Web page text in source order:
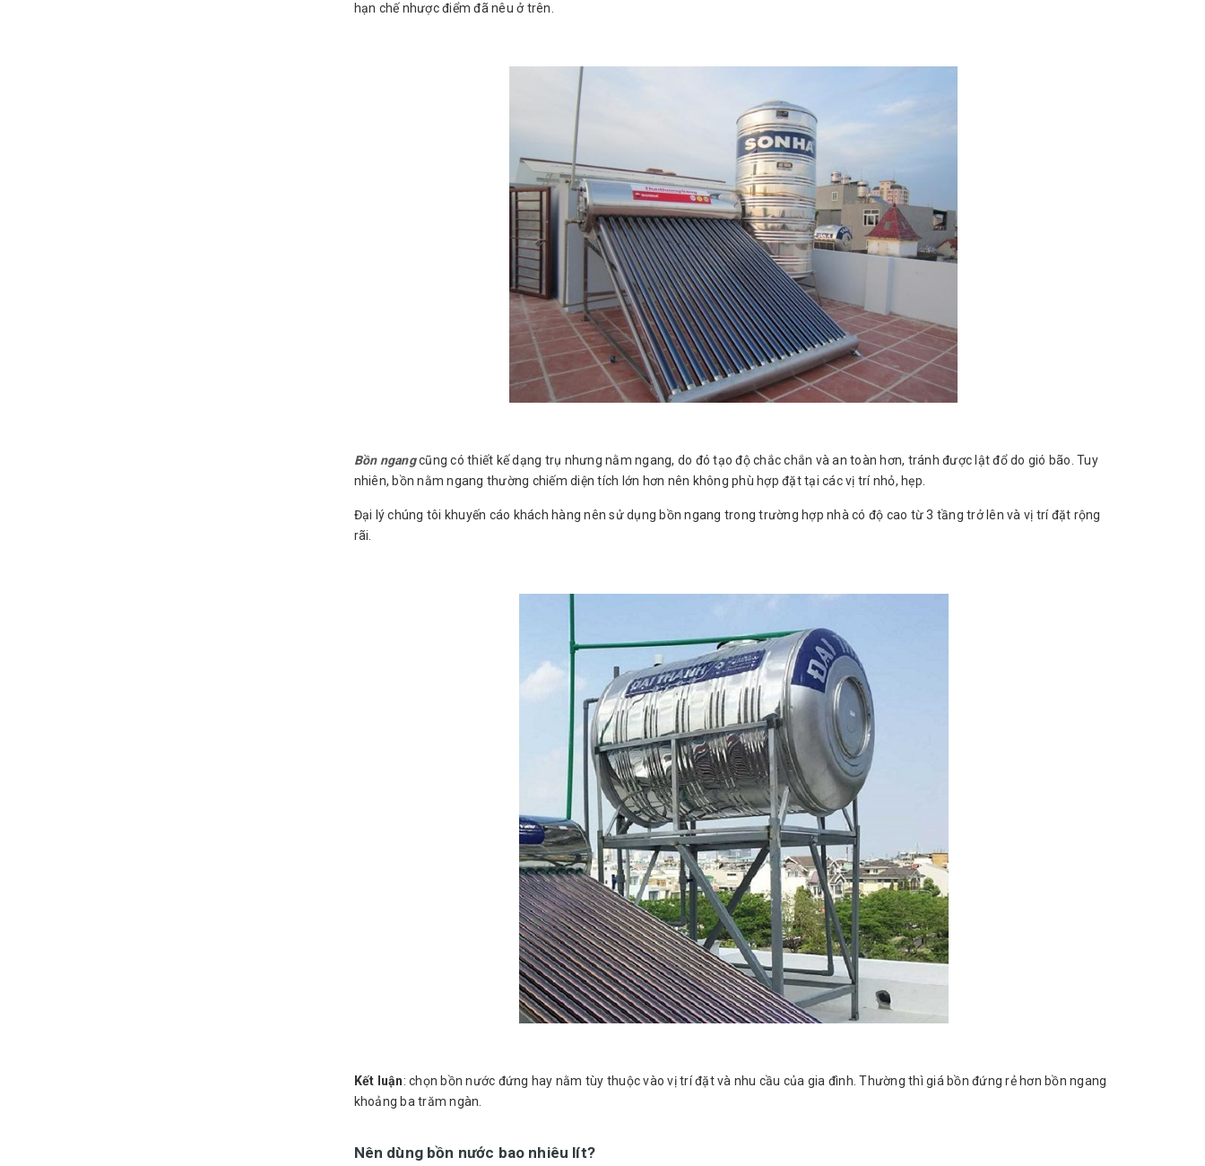
hạn chế nhược điểm đã nêu ở trên.
Bồn ngangcũng có thiết kế dạng trụ nhưng nằm ngang, do đó tạo độ chắc chắn và an toàn hơn, tránh được lật đổ do gió bão. Tuy
nhiên, bồn nằm ngang thường chiếm diện tích lớn hơn nên không phù hợp đặt tại các vị trí nhỏ, hẹp.
Đại lý chúng tôi khuyến cáo khách hàng nên sử dụng bồn ngang trong trường hợp nhà có độ cao từ 3 tầng trở lên và vị trí đặt rộng
rãi.
Kết luận: chọn bồn nước đứng hay nằm tùy thuộc vào vị trí đặt và nhu cầu của gia đình. Thường thì giá bồn đứng rẻ hơn bồn ngang
khoảng ba trăm ngàn.
Nên dùng bồn nước bao nhiêu lít?